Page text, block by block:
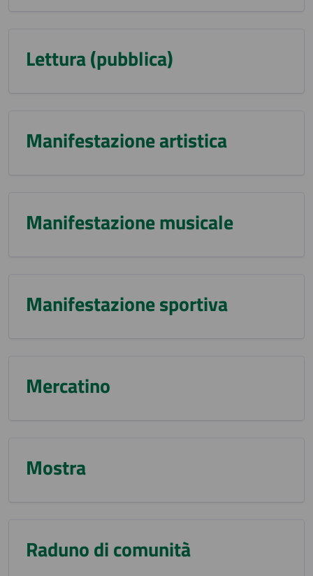
Lettura (pubblica)
Manifestazione artistica
Manifestazione musicale
Manifestazione sportiva
Mercatino
Mostra
Raduno di comunità